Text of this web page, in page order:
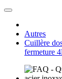
Autres
Cuillère
fermeture